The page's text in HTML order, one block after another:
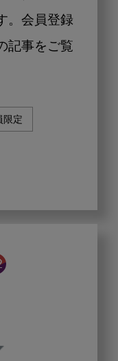
。会員登録
記事をご覧
限定